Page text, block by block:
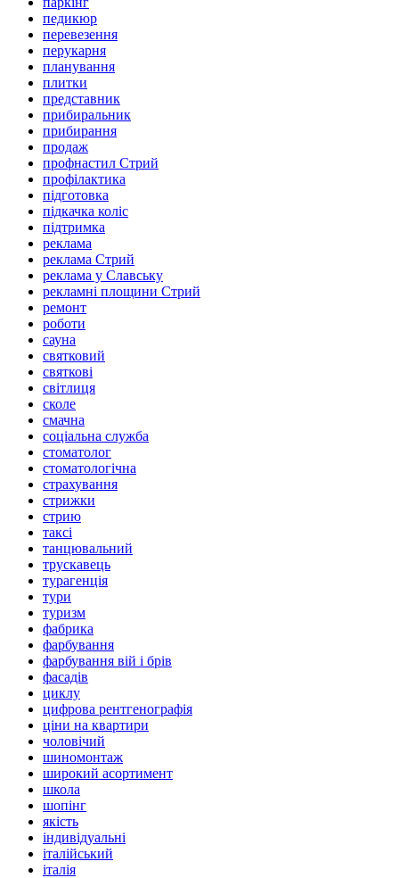
педикюр
перевезення
перукарня
планування
плитки
представник
прибиральник
прибирання
продаж
профнастил Стрий
профілактика
підготовка
підкачка коліс
підтримка
реклама
реклама Стрий
реклама у Славську
рекламні площини Стрий
ремонт
роботи
сауна
святковий
святкові
світлиця
сколе
смачна
соціальна служба
стоматолог
стоматологічна
страхування
стрижки
стрию
таксі
танцювальний
трускавець
турагенція
тури
туризм
фабрика
фарбування
фарбування вій і брів
фасадів
циклу
цифрова рентгенографія
ціни на квартири
чоловічий
шиномонтаж
широкий асортимент
школа
шопінг
якість
індивідуальні
італійський
італія